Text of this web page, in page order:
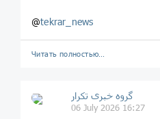
@tekrar_news
Читать полностью…
گروه خبری تکرار
06 July 2026 16:27